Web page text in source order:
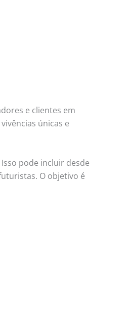
e clientes em
únicas e
pode incluir desde
O objetivo é